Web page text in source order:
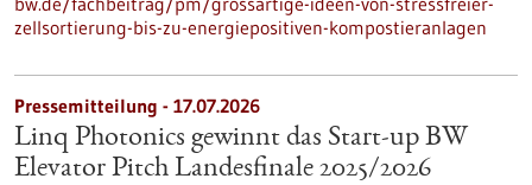
zellsortierung-bis-zu-energiepositiven-kompostieranlagen
Pressemitteilung - 17.07.2026
Linq Photonics gewinnt das Start-up BW
Elevator Pitch Landesfinale 2025/2026